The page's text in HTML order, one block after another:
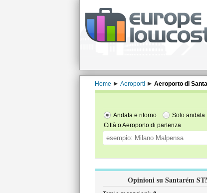
Home Aeroporti Aeroporto di
Andata e ritorno
Solo andata
Città o Aeroporto di partenza
Opinioni su Santarém